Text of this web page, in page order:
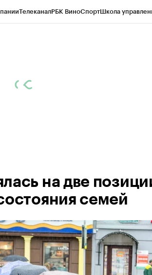
ТелеканалРБК ВиноСпортШкола
на две
семей